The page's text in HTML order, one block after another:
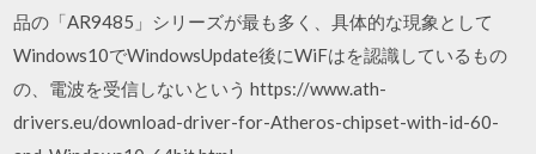
品の「AR9485」シリーズが最も多く、具体的な現象として
Windows10でWindowsUpdate後にWiFはを認識しているもの
の、電波を受信しないという https://www.ath-
drivers.eu/download-driver-for-Atheros-chipset-with-id-60-